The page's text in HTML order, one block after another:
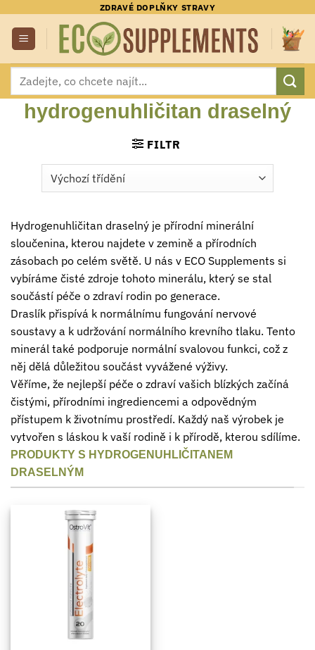
obsah
ZDRAVÉ DOPLŇKY STRAVY
Hledat:
hydrogenuhličitan draselný
FILTR
Hydrogenuhličitan draselný je přírodní minerální
sloučenina, kterou najdete v zemině a přírodních
zásobach po celém světě. U nás v ECO Supplements si
vybíráme čisté zdroje tohoto minerálu, který se stal
součástí péče o zdraví rodin po generace.
Draslík přispívá k normálnímu fungování nervové
soustavy a k udržování normálního krevního tlaku. Tento
minerál také podporuje normální svalovou funkci, což z
něj dělá důležitou součást vyvážené výživy.
Věříme, že nejlepší péče o zdraví vašich blízkých začíná
čistými, přírodními ingrediencemi a odpovědným
přístupem k životnímu prostředí. Každý naš výrobek je
vytvořen s láskou k vaší rodině i k přírodě, kterou sdílíme.
PRODUKTY S HYDROGENUHLIČITANEM
DRASELNÝM